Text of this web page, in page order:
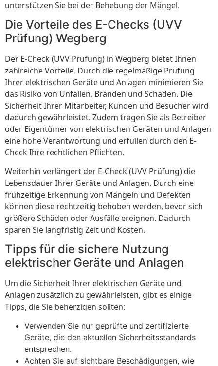
unterstützen Sie bei der Behebung der Mängel.
Die Vorteile des E-Checks (UVV
Prüfung) Wegberg
Der E-Check (UVV Prüfung) in Wegberg bietet Ihnen
zahlreiche Vorteile. Durch die regelmäßige Prüfung
Ihrer elektrischen Geräte und Anlagen minimieren Sie
das Risiko von Unfällen, Bränden und Schäden. Die
Sicherheit Ihrer Mitarbeiter, Kunden und Besucher wird
dadurch gewährleistet. Zudem tragen Sie als Betreiber
oder Eigentümer von elektrischen Geräten und Anlagen
eine hohe Verantwortung und erfüllen durch den E-
Check Ihre rechtlichen Pflichten.
Weiterhin verlängert der E-Check (UVV Prüfung) die
Lebensdauer Ihrer Geräte und Anlagen. Durch eine
frühzeitige Erkennung von Mängeln und Defekten
können diese rechtzeitig behoben werden, bevor sich
größere Schäden oder Ausfälle ereignen. Dadurch
sparen Sie langfristig Zeit und Kosten.
Tipps für die sichere Nutzung
elektrischer Geräte und Anlagen
Um die Sicherheit Ihrer elektrischen Geräte und
Anlagen zusätzlich zu gewährleisten, gibt es einige
Tipps, die Sie beherzigen sollten:
Verwenden Sie nur geprüfte und zertifizierte
Geräte, die den aktuellen Sicherheitsstandards
entsprechen.
Achten Sie auf sichtbare Beschädigungen, wie